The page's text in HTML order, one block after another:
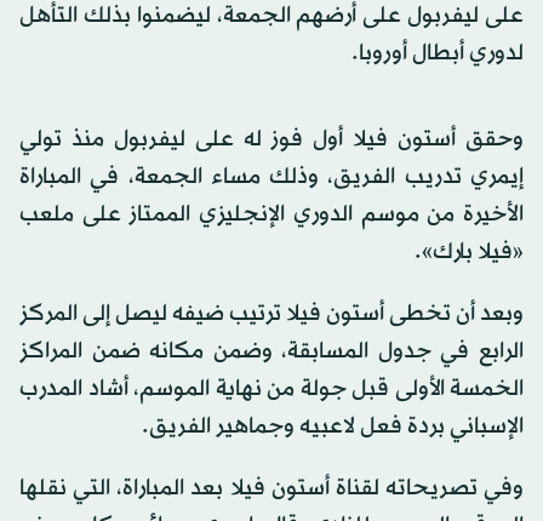
على ليفربول على أرضهم الجمعة، ليضمنوا بذلك التأهل
لدوري أبطال أوروبا.
وحقق أستون فيلا أول فوز له على ليفربول منذ تولي
إيمري تدريب الفريق، وذلك مساء الجمعة، في المباراة
الأخيرة من موسم الدوري الإنجليزي الممتاز على ملعب
«فيلا بارك».
وبعد أن تخطى أستون فيلا ترتيب ضيفه ليصل إلى المركز
الرابع في جدول المسابقة، وضمن مكانه ضمن المراكز
الخمسة الأولى قبل جولة من نهاية الموسم، أشاد المدرب
الإسباني بردة فعل لاعبيه وجماهير الفريق.
وفي تصريحاته لقناة أستون فيلا بعد المباراة، التي نقلها